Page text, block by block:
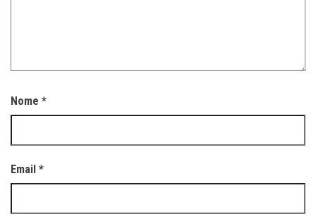
Nome *
Email *